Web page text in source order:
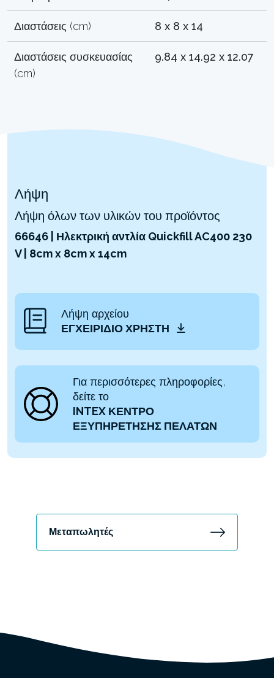
Διαστάσεις (cm) 8 x 8 x 14
Διαστάσεις συσκευασίας
(cm)
9.84 x 14.92 x 12.07
Λήψη
Λήψη όλων των υλικών του προϊόντος
66646 | Ηλεκτρική αντλία Quickfill AC400 230
V | 8cm x 8cm x 14cm
Λήψη αρχείου
ΕΓΧΕΙΡΊΔΙΟ ΧΡΉΣΤΗ
Για περισσότερες πληροφορίες,
δείτε το
INTEX ΚΕΝΤΡΟ
ΕΞΥΠΗΡΕΤΗΣΗΣ ΠΕΛΑΤΩΝ
Μεταπωλητές